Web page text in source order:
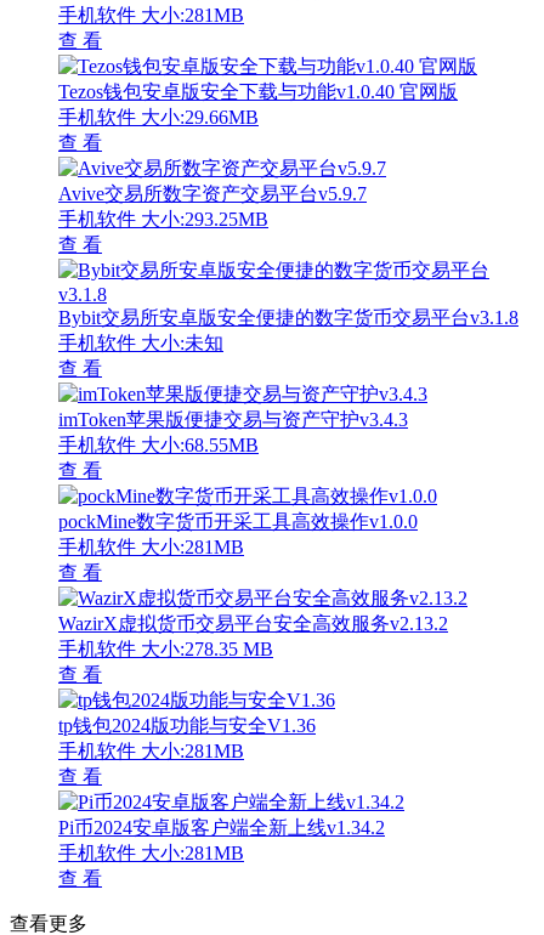
手机软件 大小:281MB
查 看
Tezos钱包安卓版安全下载与功能v1.0.40 官网版
手机软件 大小:29.66MB
查 看
Avive交易所数字资产交易平台v5.9.7
手机软件 大小:293.25MB
查 看
Bybit交易所安卓版安全便捷的数字货币交易平台v3.1.8
手机软件 大小:未知
查 看
imToken苹果版便捷交易与资产守护v3.4.3
手机软件 大小:68.55MB
查 看
pockMine数字货币开采工具高效操作v1.0.0
手机软件 大小:281MB
查 看
WazirX虚拟货币交易平台安全高效服务v2.13.2
手机软件 大小:278.35 MB
查 看
tp钱包2024版功能与安全V1.36
手机软件 大小:281MB
查 看
Pi币2024安卓版客户端全新上线v1.34.2
手机软件 大小:281MB
查 看
查看更多